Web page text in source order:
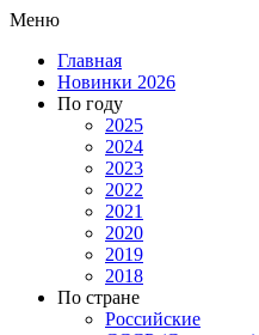
Меню
Главная
Новинки 2026
По году
2025
2024
2023
2022
2021
2020
2019
2018
По стране
Российские